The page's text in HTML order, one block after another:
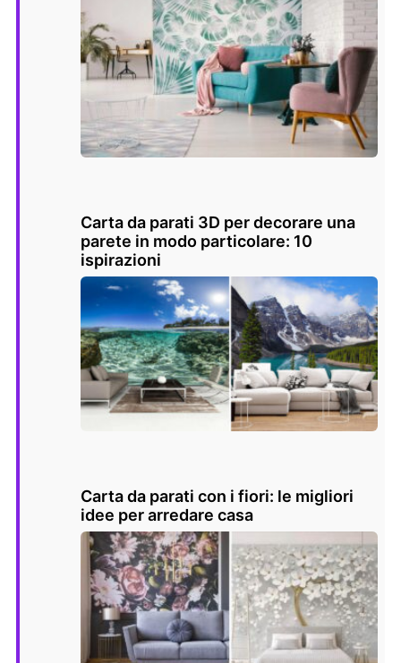
Carta da parati 3D per decorare una
parete in modo particolare: 10
ispirazioni
Carta da parati con i fiori: le migliori
idee per arredare casa